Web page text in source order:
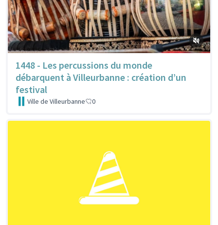
1448 - Les percussions du monde
débarquent à Villeurbanne : création d’un
festival
Ville de Villeurbanne 0